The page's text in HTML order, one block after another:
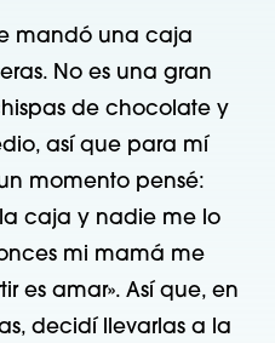
mandó una caja
No es una gran
de chocolate y
así que para mí
momento pensé:
caja y nadie me lo
mi mamá me
es amar». Así que, en
decidí llevarlas a la